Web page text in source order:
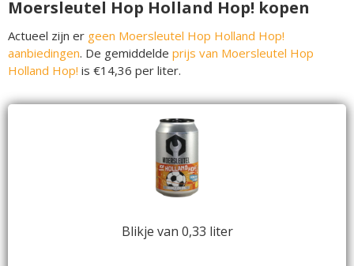
Moersleutel Hop Holland Hop! kopen
Actueel zijn er geen Moersleutel Hop Holland Hop!
aanbiedingen. De gemiddelde prijs van Moersleutel Hop
Holland Hop! is €14,36 per liter.
Blikje van 0,33 liter